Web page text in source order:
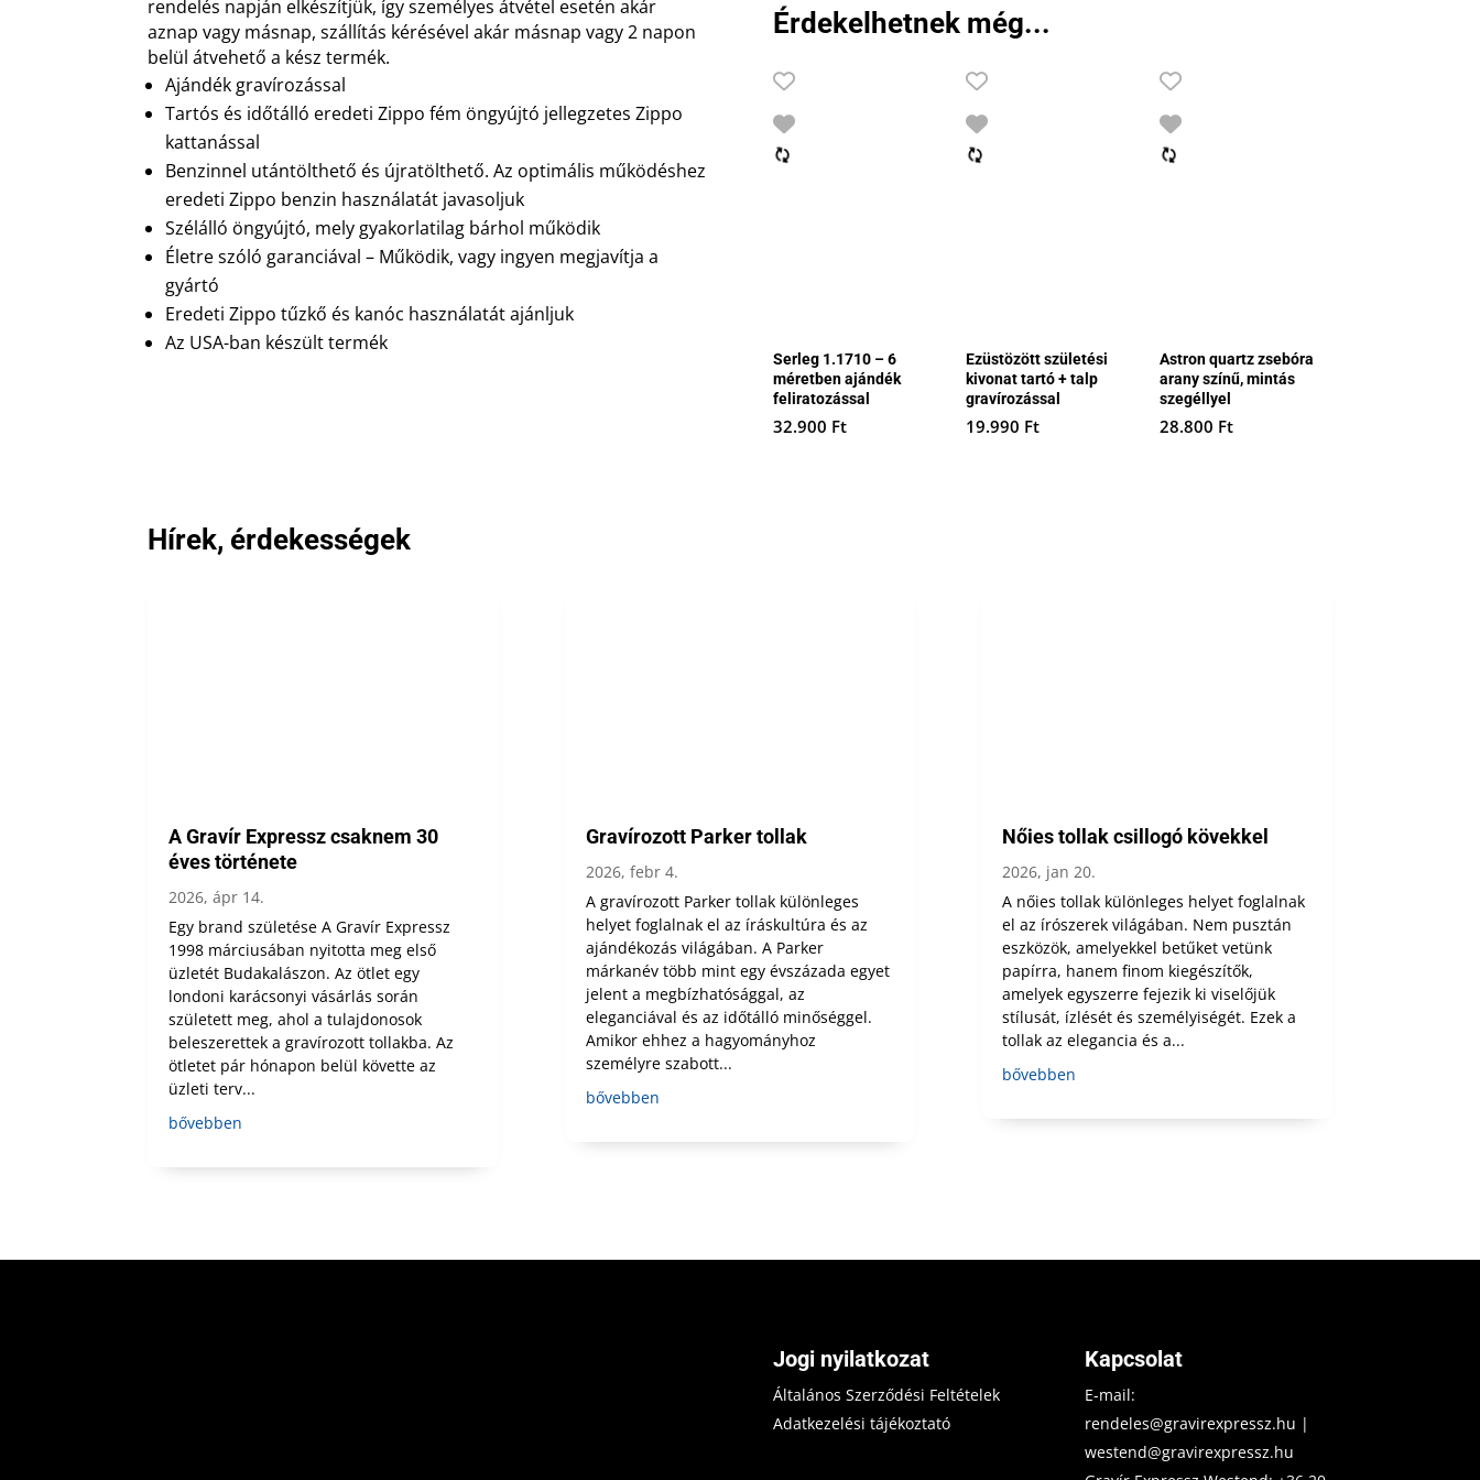
rendelés napján elkészítjük, így személyes átvétel esetén akár
aznap vagy másnap, szállítás kérésével akár másnap vagy 2 napon
belül átvehető a kész termék.
Ajándék gravírozással
Tartós és időtálló eredeti Zippo fém öngyújtó jellegzetes Zippo
kattanással
Benzinnel utántölthető és újratölthető. Az optimális működéshez
eredeti Zippo benzin használatát javasoljuk
Szélálló öngyújtó, mely gyakorlatilag bárhol működik
Életre szóló garanciával – Működik, vagy ingyen megjavítja a
gyártó
Eredeti Zippo tűzkő és kanóc használatát ajánljuk
Az USA-ban készült termék
Érdekelhetnek még...
Serleg 1.1710 – 6
méretben ajándék
feliratozással
32.900 Ft
Ezüstözött születési
kivonat tartó + talp
gravírozással
19.990 Ft
Astron quartz zsebóra
arany színű, mintás
szegéllyel
28.800 Ft
Hírek, érdekességek
A Gravír Expressz csaknem 30
éves története
2026, ápr 14.
Egy brand születése A Gravír Expressz
1998 márciusában nyitotta meg első
üzletét Budakalászon. Az ötlet egy
londoni karácsonyi vásárlás során
született meg, ahol a tulajdonosok
beleszerettek a gravírozott tollakba. Az
ötletet pár hónapon belül követte az
üzleti terv...
bővebben
Gravírozott Parker tollak
2026, febr 4.
A gravírozott Parker tollak különleges
helyet foglalnak el az íráskultúra és az
ajándékozás világában. A Parker
márkanév több mint egy évszázada egyet
jelent a megbízhatósággal, az
eleganciával és az időtálló minőséggel.
Amikor ehhez a hagyományhoz
személyre szabott...
bővebben
Nőies tollak csillogó kövekkel
2026, jan 20.
A nőies tollak különleges helyet foglalnak
el az írószerek világában. Nem pusztán
eszközök, amelyekkel betűket vetünk
papírra, hanem finom kiegészítők,
amelyek egyszerre fejezik ki viselőjük
stílusát, ízlését és személyiségét. Ezek a
tollak az elegancia és a...
bővebben
Jogi nyilatkozat
Általános Szerződési Feltételek
Adatkezelési tájékoztató
Kapcsolat
E-mail:
rendeles@gravirexpressz.hu |
westend@gravirexpressz.hu